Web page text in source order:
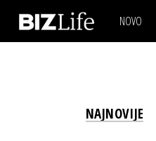
NOVO
NAJNOVIJE